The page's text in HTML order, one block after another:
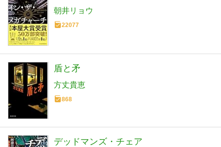
朝井リョウ
22077
盾と矛
方丈貴恵
868
デッドマンズ・チェア